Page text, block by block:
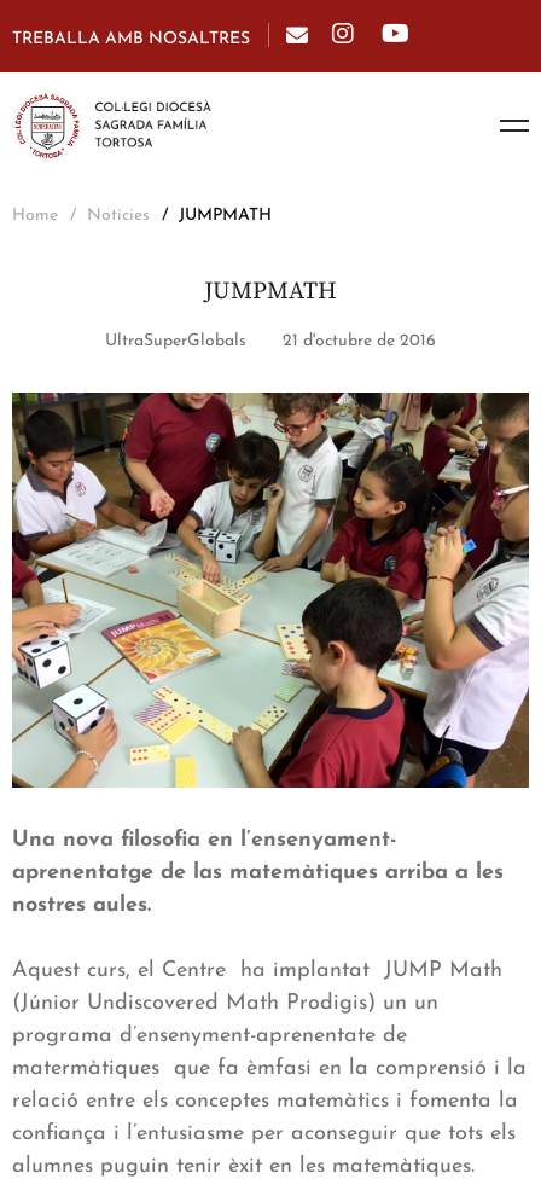
TREBALLA AMB NOSALTRES
Home Notícies JUMPMATH
JUMPMATH
UltraSuperGlobals 21 d'octubre de 2016
Una nova filosofia en l’ensenyament-
aprenentatge de las matemàtiques arriba a les
nostres aules.
Aquest curs, el Centre ha implantat JUMP Math
(Júnior Undiscovered Math Prodigis) un un
programa d’ensenyment-aprenentate de
matermàtiques que fa èmfasi en la comprensió i la
relació entre els conceptes matemàtics i fomenta la
confiança i l’entusiasme per aconseguir que tots els
alumnes puguin tenir èxit en les matemàtiques.